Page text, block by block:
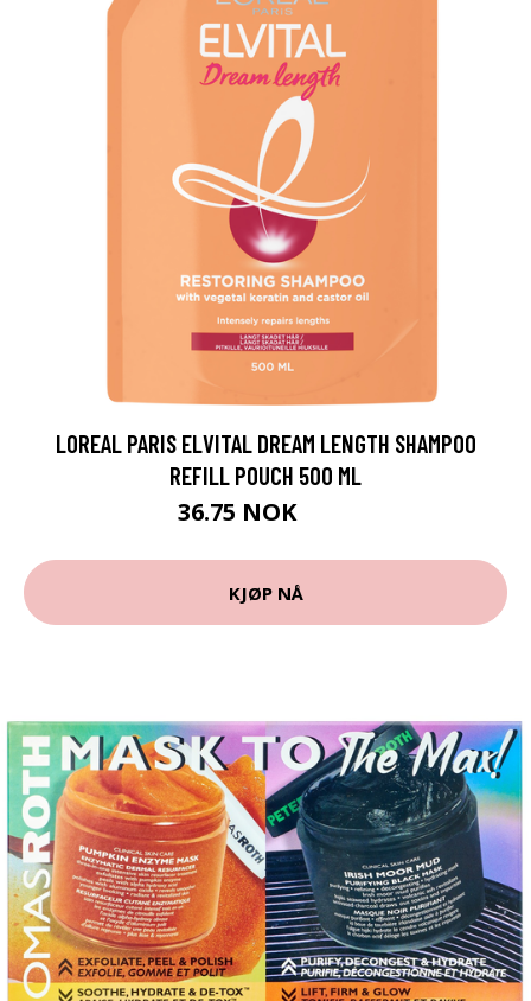
LOREAL PARIS ELVITAL DREAM LENGTH SHAMPOO
REFILL POUCH 500 ML
36.75 NOK
KJØP NÅ